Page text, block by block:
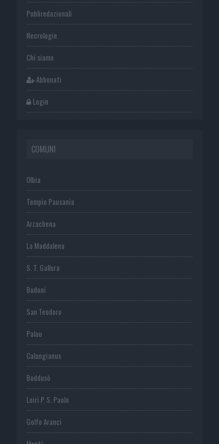
Publiredazionali
Necrologie
Chi siamo
Abbonati
Login
COMUNI
Olbia
Tempio Pausania
Arzachena
La Maddalena
S. T. Gallura
Budoni
San Teodoro
Palau
Calangianus
Buddusò
Loiri P. S. Paolo
Golfo Aranci